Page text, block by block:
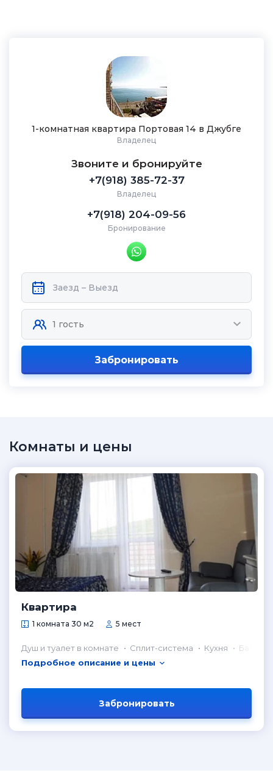
1-комнатная квартира Портовая 14 в Джубге
Владелец
Звоните и бронируйте
+7(918) 385-72-37
Владелец
+7(918) 204-09-56
Бронирование
Забронировать
Комнаты и цены
Квартира
1 комната 30 м2 5 мест
Душ и туалет в комнате Сплит-система Кухня
Балкон
Подробное описание и цены
Забронировать